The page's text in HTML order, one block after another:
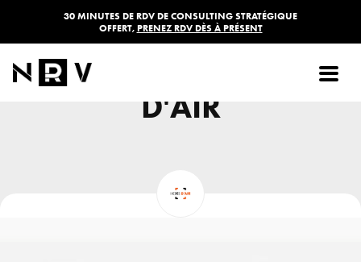
30 MINUTES DE RDV DE CONSULTING STRATÉGIQUE
OFFERT, PRENEZ RDV DÈS À PRÉSENT
FLYER - HORS
D'AIR